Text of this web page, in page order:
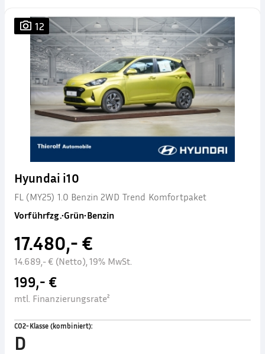
12
Hyundai i10
FL (MY25) 1.0 Benzin 2WD Trend Komfortpaket
Vorführfzg.•Grün•Benzin
17.480,- €
14.689,- € (Netto), 19% MwSt.
199,- €
mtl. Finanzierungsrate²
CO2-Klasse (kombiniert):
D